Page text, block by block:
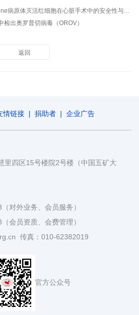
原体灭活红细胞在心脏手术中的安全性与有效性评估
检出奥罗普切病毒（OROV）
返回
情链接 | 捐助者 | 企业广告
里四区15号楼院2号楼（中国五矿大
对外业务、会员服务）
会员资质、会费管理）
传真：010-62382019
官方公众号